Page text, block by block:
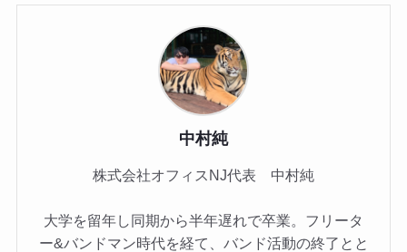
中村純
株式会社オフィスNJ代表 中村純
大学を留年し同期から半年遅れで卒業。フリータ
ー&バンドマン時代を経て、バンド活動の終了とと